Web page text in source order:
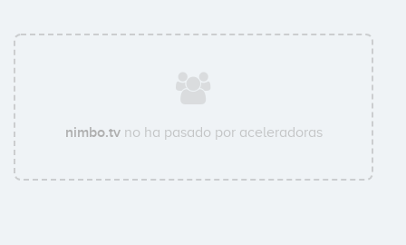
nimbo.tvno ha pasado por aceleradoras